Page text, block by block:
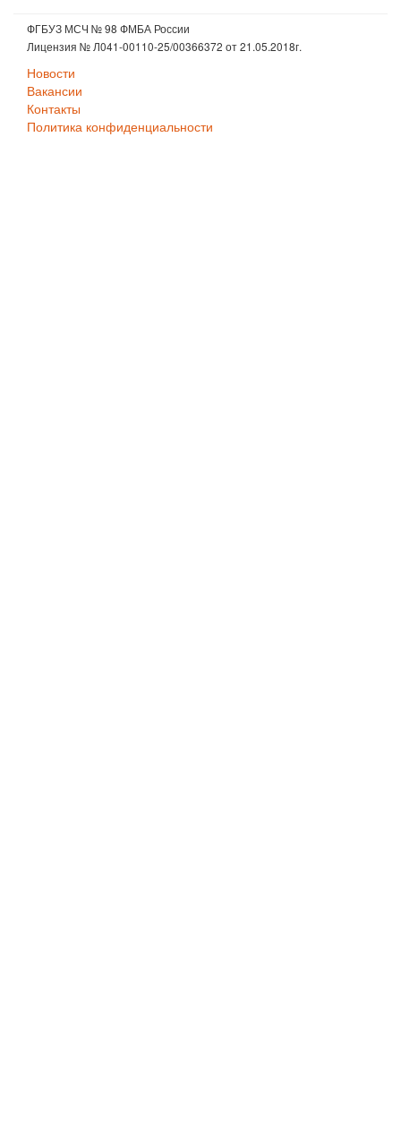
ФГБУЗ МСЧ № 98 ФМБА России
Лицензия № Л041-00110-25/00366372 от 21.05.2018г.
Новости
Вакансии
Контакты
Политика конфиденциальности